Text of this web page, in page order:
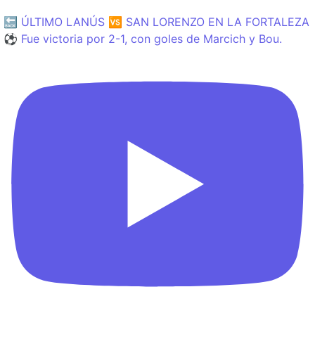
🔙 ÚLTIMO LANÚS 🆚 SAN LORENZO EN LA FORTALEZA
⚽️ Fue victoria por 2-1, con goles de Marcich y Bou.